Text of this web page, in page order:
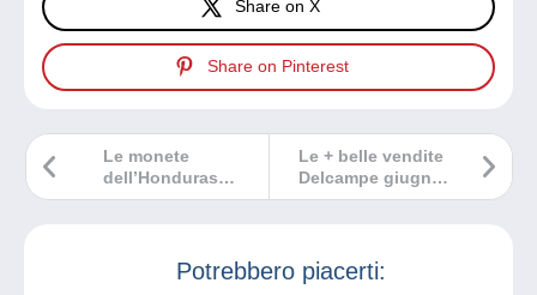
Share on X
Share on Pinterest
Le + belle vendite
Delcampe giugno
2026
Le monete
dell’Honduras
britannico
Potrebbero piacerti: